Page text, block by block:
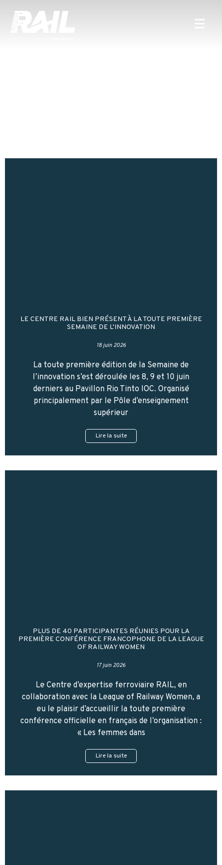
LE CENTRE RAIL BIEN PRÉSENT À LA TOUTE PREMIÈRE
SEMAINE DE L’INNOVATION
18 juin 2026
La toute première édition de la Semaine de
l’innovation s’est déroulée les 8, 9 et 10 juin
derniers au Pavillon Rio Tinto IOC. Organisé
principalement par le Pôle d’enseignement
supérieur
Lire la suite
PLUS DE 40 PARTICIPANTES RÉUNIES POUR LA
PREMIÈRE CONFÉRENCE FRANCOPHONE DE LA LEAGUE
OF RAILWAY WOMEN
17 juin 2026
Le Centre d’expertise ferroviaire RAIL, en
collaboration avec la League of Railway Women, a
eu le plaisir d’accueillir la toute première
conférence officielle en français de l’organisation :
« Les femmes dans
Lire la suite